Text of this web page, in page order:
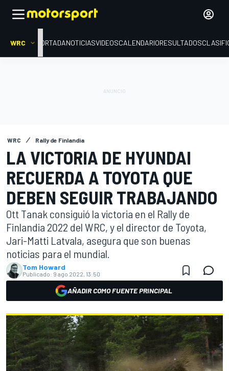
WRC PORTADANOTICIASVIDEOSCALENDARIORESULTADOS
WRC Rally de Finlandia
LA VICTORIA DE HYUNDAI
RECUERDA A TOYOTA QUE
DEBEN SEGUIR TRABAJANDO
Ott Tanak consiguió la victoria en el Rally de
Finlandia 2022 del WRC, y el director de Toyota,
Jari-Matti Latvala, asegura que son buenas
noticias para el mundial.
Tom Howard
Publicado: 9 ago 2022, 13:50
AÑADIR COMO FUENTE PRINCIPAL